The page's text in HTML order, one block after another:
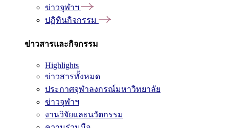
ข่าวจุฬาฯ
ปฏิทินกิจกรรม
ข่าวสารและกิจกรรม
Highlights
ข่าวสารทั้งหมด
ประกาศจุฬาลงกรณ์มหาวิทยาลัย
ข่าวจุฬาฯ
งานวิจัยและนวัตกรรม